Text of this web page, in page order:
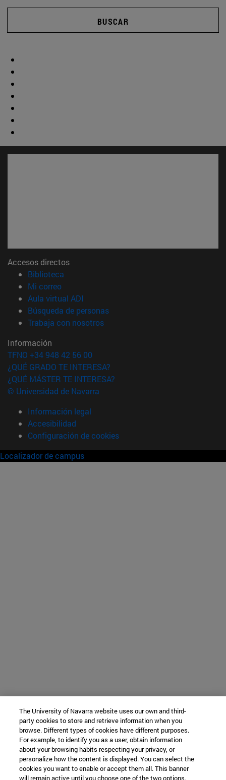
BUSCAR
Accesos directos
Biblioteca
Mi correo(abre en nueva ventana)
Aula virtual ADI
Búsqueda de personas(abre en nueva ventana)
Trabaja con nosotros(abre en nueva ventana)
Información
TFNO +34 948 42 56 00
¿QUÉ GRADO TE INTERESA?
¿QUÉ MÁSTER TE INTERESA?
© Universidad de Navarra
Información legal
Accesibilidad
Configuración de cookies
Localizador de campus
The University of Navarra website uses our own and third-
party cookies to store and retrieve information when you
browse. Different types of cookies have different purposes.
For example, to identify you as a user, obtain information
about your browsing habits respecting your privacy, or
personalize how the content is displayed. You can select the
cookies you want to enable or accept them all. This banner
will remain active until you choose one of the two options.